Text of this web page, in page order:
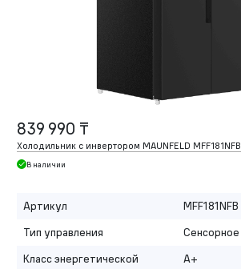
839 990 ₸
Холодильник с инвертором MAUNFELD MFF181NFB
В наличии
Артикул
MFF181NFB
Тип управления
Сенсорное
Класс энергетической
A+